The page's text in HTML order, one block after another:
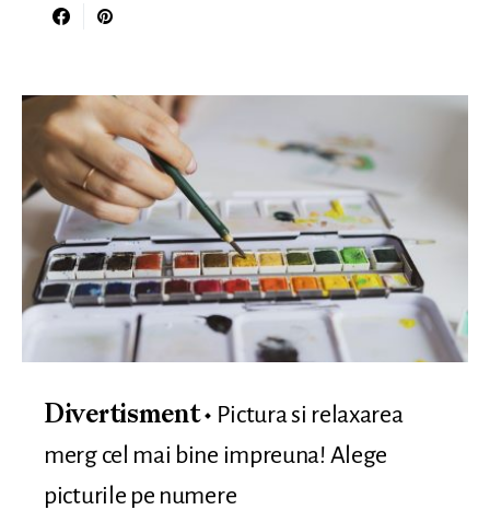
Divertisment
Pictura si relaxarea
merg cel mai bine impreuna! Alege
picturile pe numere